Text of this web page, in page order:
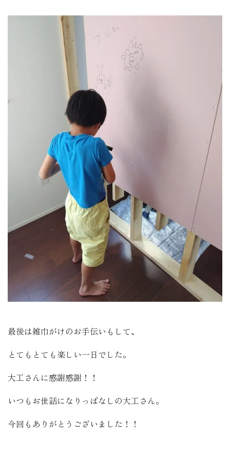
最後は雑巾がけのお手伝いもして、
とてもとても楽しい一日でした。
大工さんに感謝感謝！！
いつもお世話になりっぱなしの大工さん。
今回もありがとうございました！！